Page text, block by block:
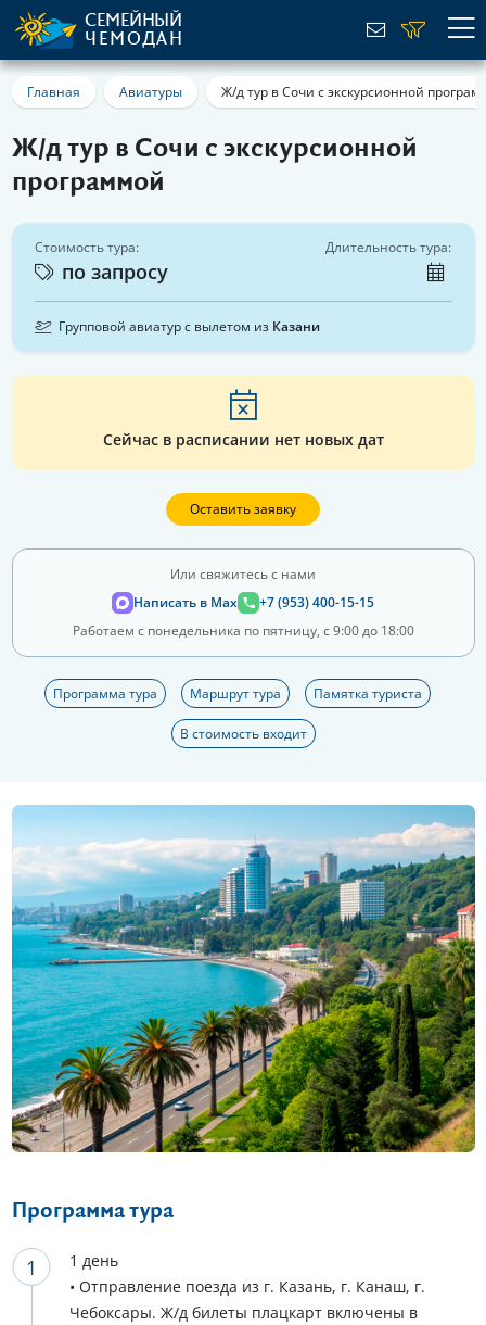
СЕМЕЙНЫЙ
ЧЕМОДАН
Главная Авиатуры Ж/д тур в Сочи с экскурсионной
Ж/д тур в Сочи с экскурсионной
программой
Сейчас в расписании нет новых дат
Оставить заявку
Или свяжитесь с нами
Написать в Max
+7 (953) 400-15-15
Работаем с понедельника по пятницу, с 9:00 до 18:00
Программа тура Маршрут тура Памятка туриста
В стоимость входит
Стоимость тура:
по запросу
Длительность тура:
Групповой авиатур с вылетом из Казани
Программа тура
1 день
• Отправление поезда из г. Казань, г. Канаш, г.
Чебоксары. Ж/д билеты плацкарт включены в